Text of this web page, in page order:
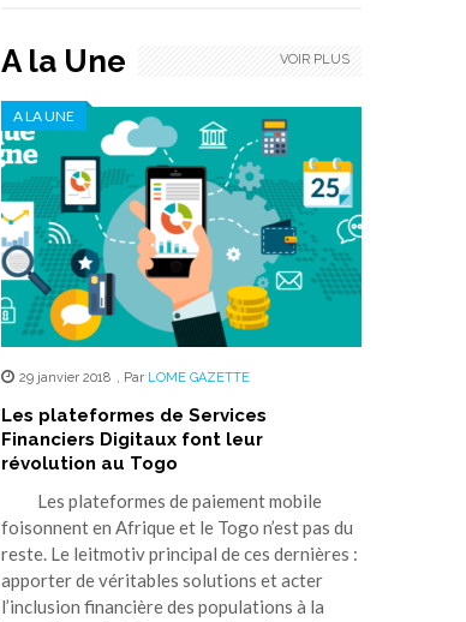
A la Une
A LA UNE
29 janvier 2018 , Par LOME GAZETTE
Les plateformes de Services
Financiers Digitaux font leur
révolution au Togo
Les plateformes de paiement mobile
foisonnent en Afrique et le Togo n’est pas du
reste. Le leitmotiv principal de ces dernières :
apporter de véritables solutions et acter
l’inclusion financière des populations à la
VOIR PLUS